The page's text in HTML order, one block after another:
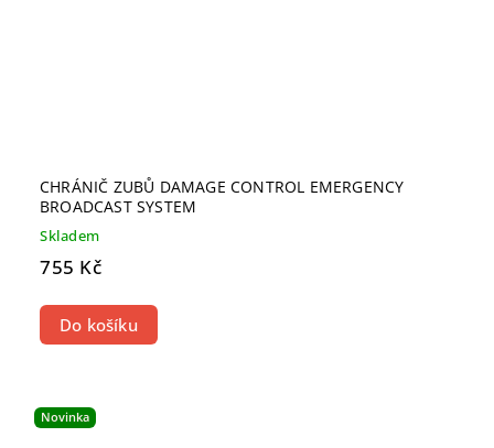
CHRÁNIČ ZUBŮ DAMAGE CONTROL EMERGENCY
BROADCAST SYSTEM
Skladem
755 Kč
Do košíku
Novinka